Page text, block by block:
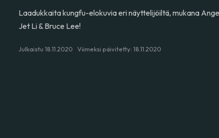
Laadukkaita kungfu-elokuvia eri näyttelijöiltä, mukana
Jet Li & Bruce Lee!
Julkaistu 18.11.2020 Viimeksi päivitetty: 18.11.2020